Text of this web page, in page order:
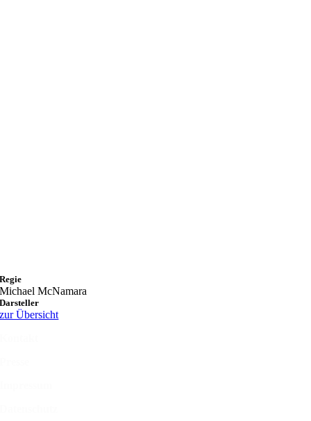
Regie
Michael McNamara
Darsteller
zur Übersicht